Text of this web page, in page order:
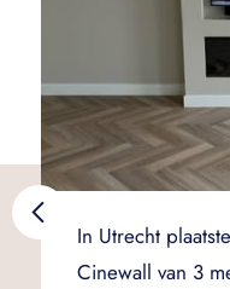
In Utrecht
Cinewall van 3